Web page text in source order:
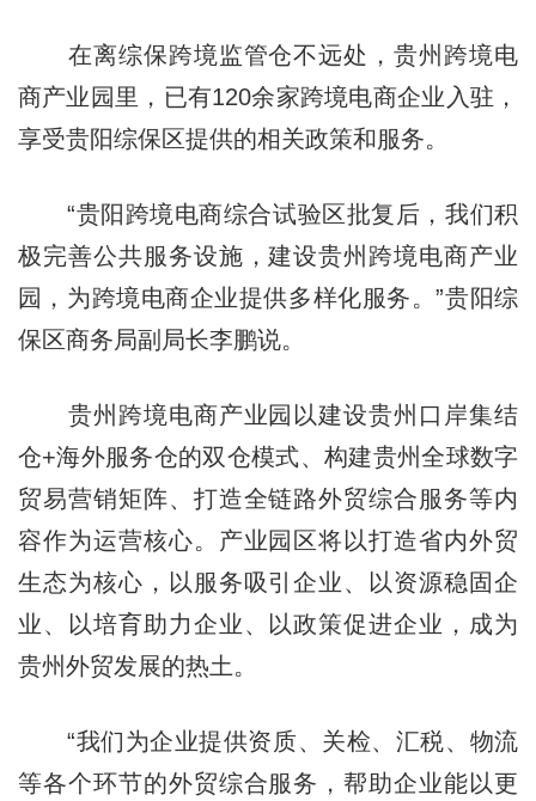
在离综保跨境监管仓不远处，贵州跨境电
商产业园里，已有120余家跨境电商企业入驻，
享受贵阳综保区提供的相关政策和服务。
“贵阳跨境电商综合试验区批复后，我们积
极完善公共服务设施，建设贵州跨境电商产业
园，为跨境电商企业提供多样化服务。”贵阳综
保区商务局副局长李鹏说。
贵州跨境电商产业园以建设贵州口岸集结
仓+海外服务仓的双仓模式、构建贵州全球数字
贸易营销矩阵、打造全链路外贸综合服务等内
容作为运营核心。产业园区将以打造省内外贸
生态为核心，以服务吸引企业、以资源稳固企
业、以培育助力企业、以政策促进企业，成为
贵州外贸发展的热土。
“我们为企业提供资质、关检、汇税、物流
等各个环节的外贸综合服务，帮助企业能以更